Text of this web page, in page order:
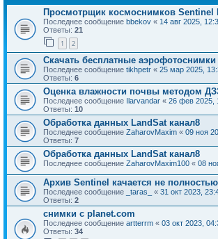
Просмотрщик космоснимков Sentinel
Последнее сообщение bbekov « 14 авг 2025,
Ответы: 21
1 2
Скачать бесплатные аэрофотоснимки
Последнее сообщение tikhpetr « 25 мар 2025,
Ответы: 6
Оценка влажности почвы методом
Последнее сообщение Ilarvandar « 26 фев 2025,
Ответы: 10
Обработка данных LandSat канал8
Последнее сообщение ZaharovMaxim « 09 ноя
Ответы: 7
Обработка данных LandSat канал8
Последнее сообщение ZaharovMaxim100 « 08
Архив Sentinel качается не полностью
Последнее сообщение _taras_ « 31 окт 2023,
Ответы: 2
снимки с planet.com
Последнее сообщение artterrm « 03 окт 2023,
Ответы: 34